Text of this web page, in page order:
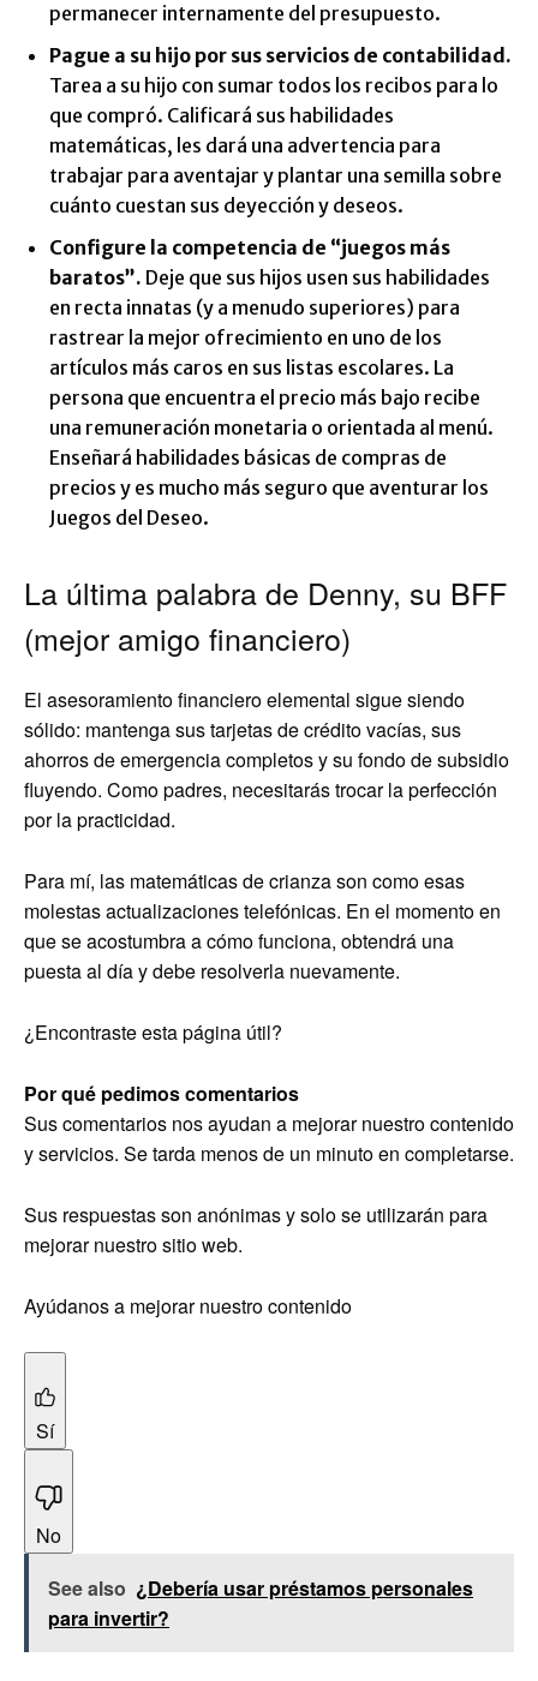
permanecer internamente del presupuesto.
Pague a su hijo por sus servicios de contabilidad .
Tarea a su hijo con sumar todos los recibos para lo
que compró. Calificará sus habilidades
matemáticas, les dará una advertencia para
trabajar para aventajar y plantar una semilla sobre
cuánto cuestan sus deyección y deseos.
Configure la competencia de “juegos más
baratos”. Deje que sus hijos usen sus habilidades
en recta innatas (y a menudo superiores) para
rastrear la mejor ofrecimiento en uno de los
artículos más caros en sus listas escolares. La
persona que encuentra el precio más bajo recibe
una remuneración monetaria o orientada al menú.
Enseñará habilidades básicas de compras de
precios y es mucho más seguro que aventurar los
Juegos del Deseo.
La última palabra de Denny, su BFF
(mejor amigo financiero)
El asesoramiento financiero elemental sigue siendo
sólido: mantenga sus tarjetas de crédito vacías, sus
ahorros de emergencia completos y su fondo de subsidio
fluyendo. Como padres, necesitarás trocar la perfección
por la practicidad.
Para mí, las matemáticas de crianza son como esas
molestas actualizaciones telefónicas. En el momento en
que se acostumbra a cómo funciona, obtendrá una
puesta al día y debe resolverla nuevamente.
¿Encontraste esta página útil?
Por qué pedimos comentarios
Sus comentarios nos ayudan a mejorar nuestro contenido
y servicios. Se tarda menos de un minuto en completarse.
Sus respuestas son anónimas y solo se utilizarán para
mejorar nuestro sitio web.
Ayúdanos a mejorar nuestro contenido
Sí
No
See also ¿Debería usar préstamos personales
para invertir?